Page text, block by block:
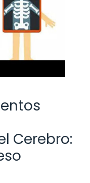
Cerebro: